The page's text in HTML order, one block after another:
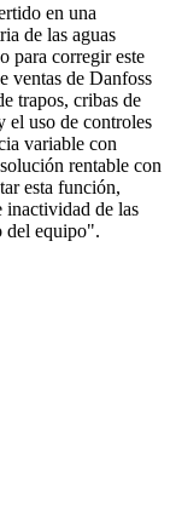
en una
de las aguas
para corregir este
ventas de Danfoss
trapos, cribas de
el uso de controles
variable con
rentable con
esta función,
inactividad de las
del equipo".